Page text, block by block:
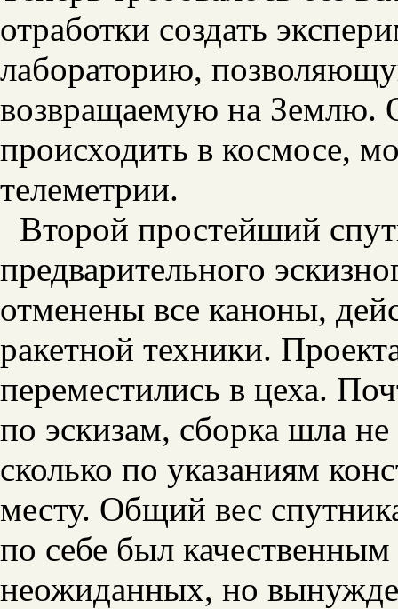
отработки создать
лабораторию,
возвращаемую на Землю.
происходить в космосе,
телеметрии.
Второй простейший
предварительного
отменены все каноны,
ракетной техники.
переместились в цеха.
по эскизам, сборка шла
сколько по указаниям
месту. Общий вес
по себе был
неожиданных, но